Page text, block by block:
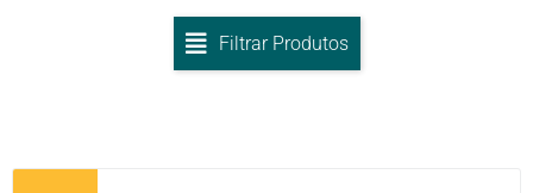
Filtrar Produtos